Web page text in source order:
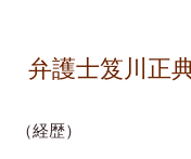
弁護士笈川正
（経歴）